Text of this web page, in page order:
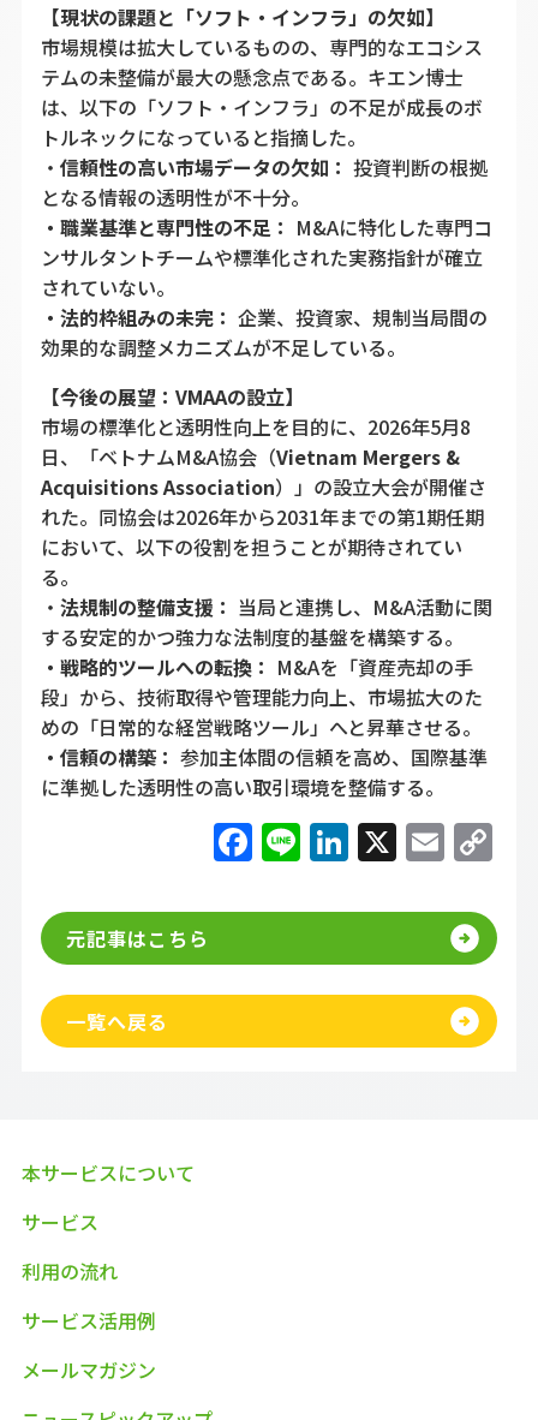
【現状の課題と「ソフト・インフラ」の欠如】
市場規模は拡大しているものの、専門的なエコシス
テムの未整備が最大の懸念点である。キエン博士
は、以下の「ソフト・インフラ」の不足が成長のボ
トルネックになっていると指摘した。
・ 信頼性の高い市場データの欠如： 投資判断の根拠
となる情報の透明性が不十分。
・職業基準と専門性の不足： M&Aに特化した専門コ
ンサルタントチームや標準化された実務指針が確立
されていない。
・法的枠組みの未完： 企業、投資家、規制当局間の
効果的な調整メカニズムが不足している。
【今後の展望：VMAAの設立】
市場の標準化と透明性向上を目的に、2026年5月8
日、「ベトナムM&A協会（Vietnam Mergers &
Acquisitions Association）」の設立大会が開催さ
れた。同協会は2026年から2031年までの第1期任期
において、以下の役割を担うことが期待されてい
る。
・ 法規制の整備支援： 当局と連携し、M&A活動に関
する安定的かつ強力な法制度的基盤を構築する。
・戦略的ツールへの転換： M&Aを「資産売却の手
段」から、技術取得や管理能力向上、市場拡大のた
めの「日常的な経営戦略ツール」へと昇華させる。
・信頼の構築： 参加主体間の信頼を高め、国際基準
に準拠した透明性の高い取引環境を整備する。
Facebook
LineLinkedIn
X
元記事はこちら
一覧へ戻る
本サービスについて
サービス
利用の流れ
サービス活用例
メールマガジン